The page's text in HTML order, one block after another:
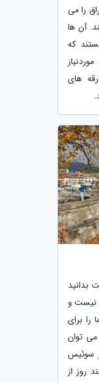
را می
آن ها
که
های
بدانید
نیست و
را برای
توان
سوئیس
روز از